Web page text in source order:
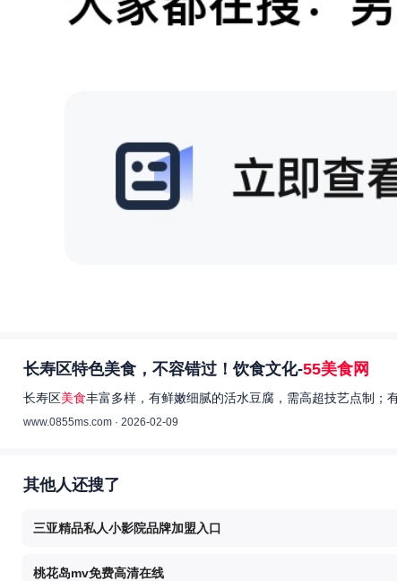
长寿区特色美食，不容错过！饮食文化-55美食网
长寿区美食丰富多样，有鲜嫩细腻的活水豆腐，需高超技艺点制；
www.0855ms.com · 2026-02-09
其他人还搜了
三亚精品私人小影院品牌加盟入口
桃花岛mv免费高清在线